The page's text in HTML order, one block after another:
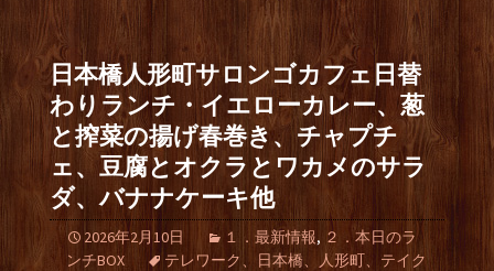
日本橋人形町サロンゴカフェ日替
わりランチ・イエローカレー、葱
と搾菜の揚げ春巻き、チャプチ
ェ、豆腐とオクラとワカメのサラ
ダ、バナナケーキ他
2026年2月10日 １．最新情報, ２．本日のラ
ンチBOX
テレワーク、日本橋、人形町、テイク